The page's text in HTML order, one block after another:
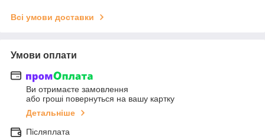
Всі умови доставки
Умови оплати
Ви отримаєте замовлення
або гроші повернуться на вашу картку
Детальніше
Післяплата